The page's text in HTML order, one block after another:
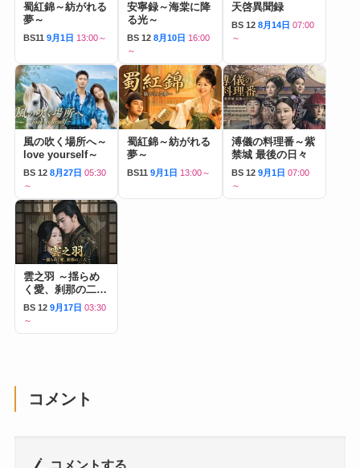
蜀紅錦～紡がれる
夢～
BS11 9月1日 13:00～
安寧録～海棠に降
る光～
BS 12 8月10日 16:00
～
天啓異聞録
BS 12 8月14日 07:00
～
風の吹く場所へ～
love yourself～
BS 12 8月27日 05:30
～
蜀紅錦～紡がれる
夢～
BS11 9月1日 13:00～
溥儀の料理番～紫
禁城 最後の日々
BS 12 9月1日 07:00
～
雲之羽 ～揺らめ
く愛、刹那の二人
～
BS 12 9月17日 03:30
～
コメント
コメントする